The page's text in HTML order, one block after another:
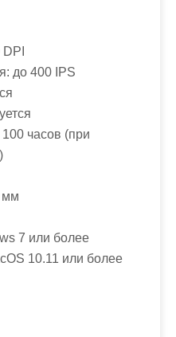
до 400 IPS
часов (при
мм
7 или более
10.11 или более